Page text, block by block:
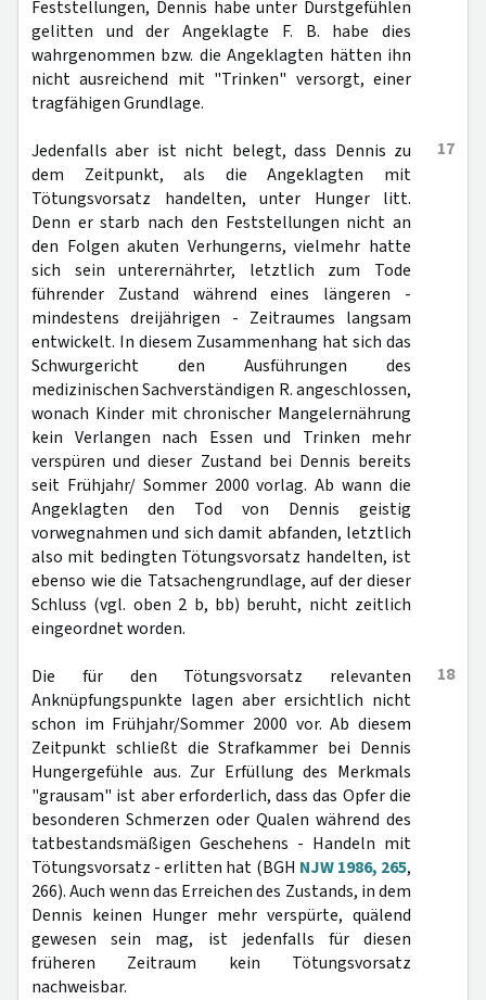
Feststellungen, Dennis habe unter Durstgefühlen
gelitten und der Angeklagte F. B. habe dies
wahrgenommen bzw. die Angeklagten hätten ihn
nicht ausreichend mit "Trinken" versorgt, einer
tragfähigen Grundlage.
17
Jedenfalls aber ist nicht belegt, dass Dennis zu
dem Zeitpunkt, als die Angeklagten mit
Tötungsvorsatz handelten, unter Hunger litt.
Denn er starb nach den Feststellungen nicht an
den Folgen akuten Verhungerns, vielmehr hatte
sich sein unterernährter, letztlich zum Tode
führender Zustand während eines längeren -
mindestens dreijährigen - Zeitraumes langsam
entwickelt. In diesem Zusammenhang hat sich das
Schwurgericht den Ausführungen des
medizinischen Sachverständigen R. angeschlossen,
wonach Kinder mit chronischer Mangelernährung
kein Verlangen nach Essen und Trinken mehr
verspüren und dieser Zustand bei Dennis bereits
seit Frühjahr/ Sommer 2000 vorlag. Ab wann die
Angeklagten den Tod von Dennis geistig
vorwegnahmen und sich damit abfanden, letztlich
also mit bedingten Tötungsvorsatz handelten, ist
ebenso wie die Tatsachengrundlage, auf der dieser
Schluss (vgl. oben 2 b, bb) beruht, nicht zeitlich
eingeordnet worden.
18
Die für den Tötungsvorsatz relevanten
Anknüpfungspunkte lagen aber ersichtlich nicht
schon im Frühjahr/Sommer 2000 vor. Ab diesem
Zeitpunkt schließt die Strafkammer bei Dennis
Hungergefühle aus. Zur Erfüllung des Merkmals
"grausam" ist aber erforderlich, dass das Opfer die
besonderen Schmerzen oder Qualen während des
tatbestandsmäßigen Geschehens - Handeln mit
Tötungsvorsatz - erlitten hat (BGH NJW 1986, 265,
266). Auch wenn das Erreichen des Zustands, in dem
Dennis keinen Hunger mehr verspürte, quälend
gewesen sein mag, ist jedenfalls für diesen
früheren Zeitraum kein Tötungsvorsatz
nachweisbar.